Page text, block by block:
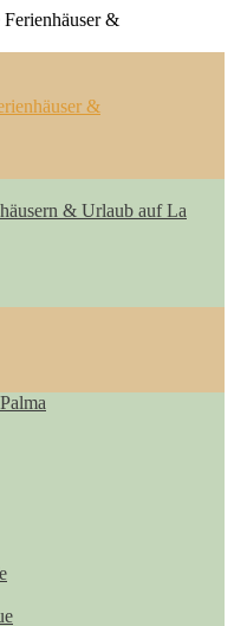
&
& Urlaub auf La